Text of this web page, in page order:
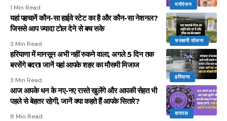
मनोरंजन
1 Min Read
सरकारी योजना
यहां पहचानें कौन-सा हाईवे स्टेट का है और कौन-सा नेशनल?
जिससे आप ज्यादा टोल देने से बच सके
3 Min Read
हरियाणा
हरियाणा में मानसून अभी नहीं रुकने वाला, अगले 5 दिन तक
बरसेंगे बदरा! जानें यहां आपके शहर का मौसमी मिजाज
3 Min Read
वायरल
आज आपके धन के नए-नए रास्ते खुलेंगे और आपकी सेहत भी
पहले से बेहतर रहेगी, जानें क्या कहते हैं आपके सितारे?
8 Min Read